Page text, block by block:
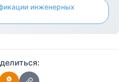
инженерных